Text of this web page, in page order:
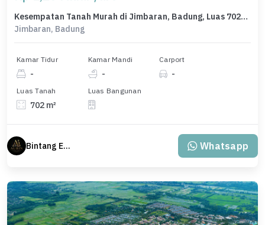
Kesempatan Tanah Murah di Jimbaran, Badung, Luas 702m²
Jimbaran, Badung
Kamar Tidur
-
Kamar Mandi
-
Carport
-
Luas Tanah
702 m²
Luas Bangunan
Bintang Erlangga Whatsapp